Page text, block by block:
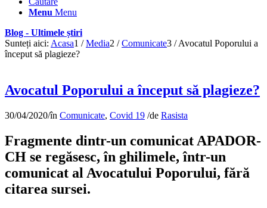
Menu Menu
Blog - Ultimele știri
Sunteți aici: Acasa1 / Media2 / Comunicate3 / Avocatul Poporului a
început să plagieze?
Avocatul Poporului a început să plagieze?
30/04/2020/în Comunicate, Covid 19 /de Rasista
Fragmente dintr-un comunicat APADOR-
CH se regăsesc, în ghilimele, într-un
comunicat al Avocatului Poporului, fără
citarea sursei.